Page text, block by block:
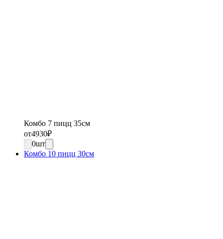
Комбо 7 пицц 35см
от4930₽
0шт
Комбо 10 пицц 30см